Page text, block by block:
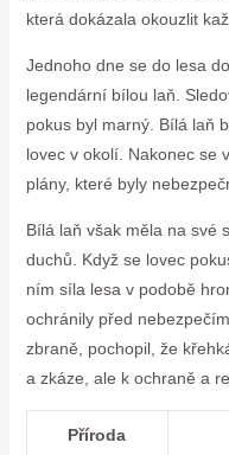
která dokázala okouzlit
Jednoho dne se⁤ do lesa
legendární bílou laň.
pokus byl marný. ‍Bílá laň
lovec v okolí. Nakonec se
plány, ‍které byly
Bílá laň však měla ​na své
‌duchů.⁣ Když se lovec
ním síla lesa v podobě
ochránily před
zbraně, pochopil, že
a⁢ zkáze, ale k ochraně a⁤
Příroda